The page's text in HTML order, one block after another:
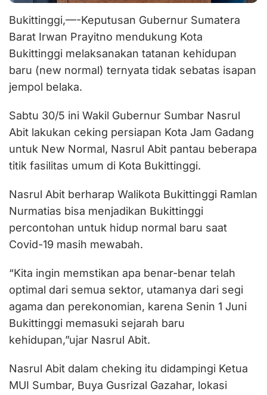
Bukittinggi,—-Keputusan Gubernur Sumatera
Barat Irwan Prayitno mendukung Kota
Bukittinggi melaksanakan tatanan kehidupan
baru (new normal) ternyata tidak sebatas isapan
jempol belaka.
Sabtu 30/5 ini Wakil Gubernur Sumbar Nasrul
Abit lakukan ceking persiapan Kota Jam Gadang
untuk New Normal, Nasrul Abit pantau beberapa
titik fasilitas umum di Kota Bukittinggi.
Nasrul Abit berharap Walikota Bukittinggi Ramlan
Nurmatias bisa menjadikan Bukittinggi
percontohan untuk hidup normal baru saat
Covid-19 masih mewabah.
“Kita ingin memstikan apa benar-benar telah
optimal dari semua sektor, utamanya dari segi
agama dan perekonomian, karena Senin 1 Juni
Bukittinggi memasuki sejarah baru
kehidupan,”ujar Nasrul Abit.
Nasrul Abit dalam cheking itu didampingi Ketua
MUI Sumbar, Buya Gusrizal Gazahar, lokasi